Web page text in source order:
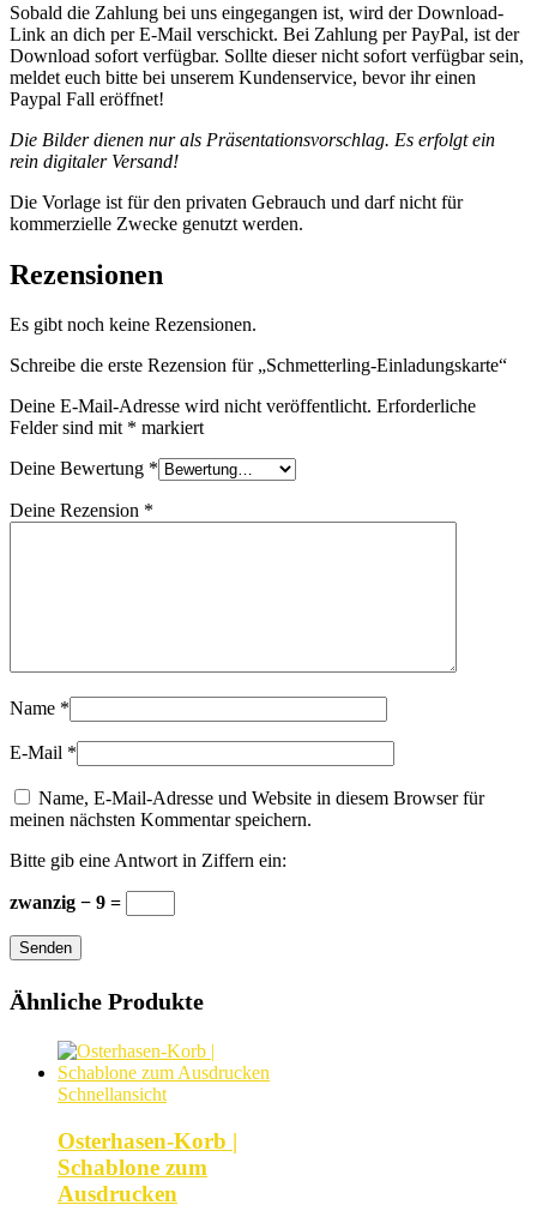
Sobald die Zahlung bei uns eingegangen ist, wird der Download-
Link an dich per E-Mail verschickt. Bei Zahlung per PayPal, ist der
Download sofort verfügbar. Sollte dieser nicht sofort verfügbar sein,
meldet euch bitte bei unserem Kundenservice, bevor ihr einen
Paypal Fall eröffnet!
Die Bilder dienen nur als Präsentationsvorschlag. Es erfolgt ein
rein digitaler Versand!
Die Vorlage ist für den privaten Gebrauch und darf nicht für
kommerzielle Zwecke genutzt werden.
Rezensionen
Es gibt noch keine Rezensionen.
Schreibe die erste Rezension für „Schmetterling-Einladungskarte“
Deine E-Mail-Adresse wird nicht veröffentlicht. Erforderliche
Felder sind mit * markiert
Deine Bewertung *
Deine Rezension *
Name *
E-Mail *
Name, E-Mail-Adresse und Website in diesem Browser für
meinen nächsten Kommentar speichern.
Bitte gib eine Antwort in Ziffern ein:
zwanzig − 9 =
Senden
Ähnliche Produkte
Schnellansicht
Osterhasen-Korb |
Schablone zum
Ausdrucken